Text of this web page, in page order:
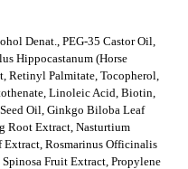
Denat., PEG-35 Castor Oil,
Hippocastanum (Horse
Retinyl Palmitate, Tocopherol,
Linoleic Acid, Biotin,
Oil, Ginkgo Biloba Leaf
Root Extract, Nasturtium
Rosmarinus Officinalis
Fruit Extract, Propylene